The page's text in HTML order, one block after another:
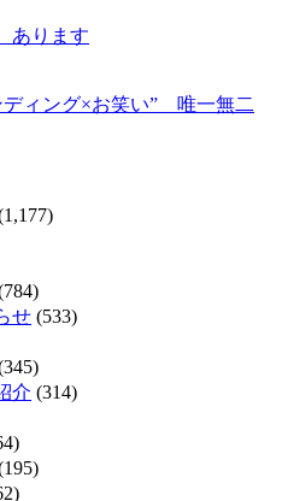
あります
ディング×お笑い” 唯一無二
せ (533)
介 (314)